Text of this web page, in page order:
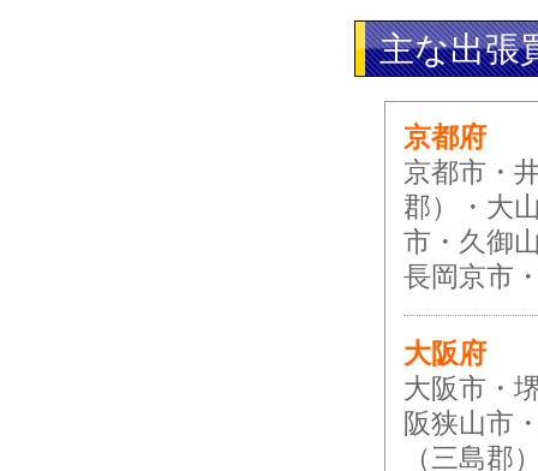
主な出張
京都府
京都市・
郡）・大
市・久御
長岡京市
大阪府
大阪市・
阪狭山市
（三島郡